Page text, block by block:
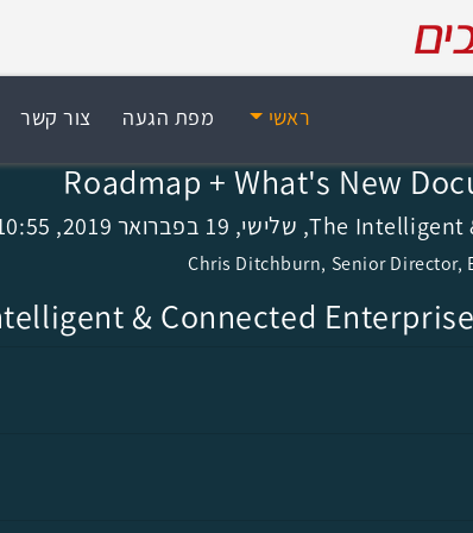
ראשי מפת הגעה צור קשר
Roadmap + What's New
Chris Ditchburn, Senior Director,